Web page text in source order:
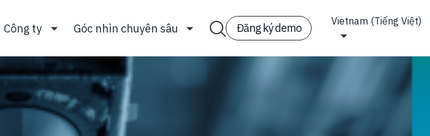
Công ty Góc nhìn chuyên sâu Đăng ký demo Vietnam (Tiếng Việt)